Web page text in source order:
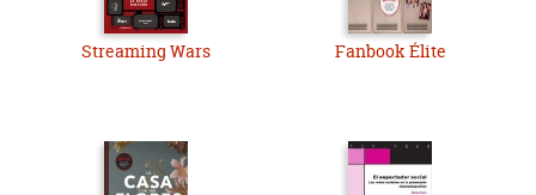
Streaming Wars Fanbook Élite